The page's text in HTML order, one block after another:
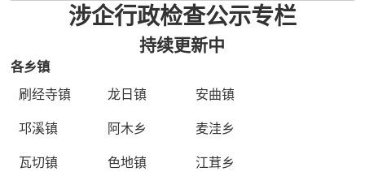
涉企行政检查公示专栏
持续更新中
各乡镇
刷经寺镇 龙日镇 安曲镇
邛溪镇 阿木乡 麦洼乡
瓦切镇 色地镇 江茸乡